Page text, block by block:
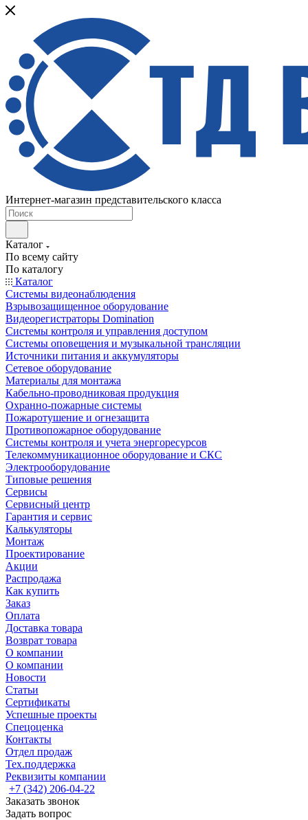
Интернет-магазин представительского класса
Каталог
По всему сайту
По каталогу
Каталог
Системы видеонаблюдения
Взрывозащищенное оборудование
Видеорегистраторы Domination
Системы контроля и управления доступом
Системы оповещения и музыкальной трансляции
Источники питания и аккумуляторы
Сетевое оборудование
Материалы для монтажа
Кабельно-проводниковая продукция
Охранно-пожарные системы
Пожаротушение и огнезащита
Противопожарное оборудование
Системы контроля и учета энергоресурсов
Телекоммуникационное оборудование и СКС
Электрооборудование
Типовые решения
Сервисы
Сервисный центр
Гарантия и сервис
Калькуляторы
Монтаж
Проектирование
Акции
Распродажа
Как купить
Заказ
Оплата
Доставка товара
Возврат товара
О компании
О компании
Новости
Статьи
Сертификаты
Успешные проекты
Спецоценка
Контакты
Отдел продаж
Тех.поддержка
Реквизиты компании
+7 (342) 206-04-22
Заказать звонок
Задать вопрос